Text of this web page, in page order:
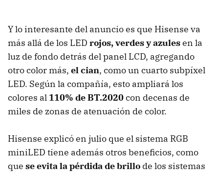
Y lo interesante del anuncio es que Hisense va
más allá de los LED rojos, verdes y azulesen la
luz de fondo detrás del panel LCD, agregando
otro color más, el cian, como un cuarto subpíxel
LED. Según la compañía, esto ampliará los
colores al 110% de BT.2020con decenas de
miles de zonas de atenuación de color.
Hisense explicó en julio que el sistema RGB
miniLED tiene además otros beneficios, como
que se evita la pérdida de brillo de los sistemas